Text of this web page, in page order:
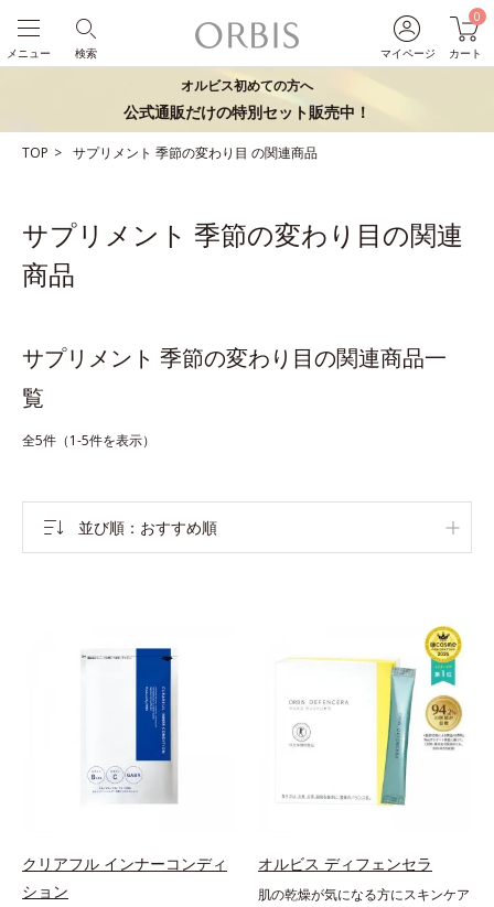
マイページ
0
カート
検索
メニュー
オルビス初めての方へ
公式通販だけの特別セット販売中！
TOP サプリメント 季節の変わり目 の関連商品
サプリメント 季節の変わり目の関連
商品
サプリメント 季節の変わり目の関連商品一
覧
全5件（1-5件を表示）
並び順 おすすめ順
クリアフル インナーコンディ
ション
オルビス ディフェンセラ
肌の乾燥が気になる方にスキンケア